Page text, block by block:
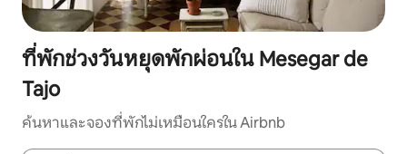
ที่พักช่วงวันหยุดพักผ่อนใน Mesegar de
Tajo
ค้นหาและจองที่พักไม่เหมือนใครใน Airbnb